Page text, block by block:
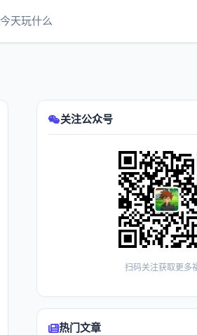
今天玩什么
关注公众号
扫码关注获取更多
热门文章